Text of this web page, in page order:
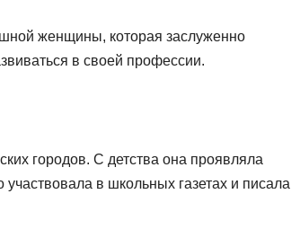
женщины, которая заслуженно
в своей профессии.
городов. С детства она проявляла
в школьных газетах и писала